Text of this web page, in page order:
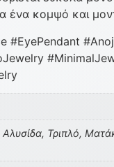
ένα κομψό και
#EyePendant
Τριπλό,